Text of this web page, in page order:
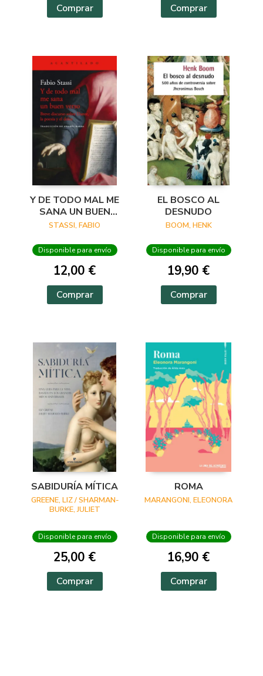
Comprar Comprar
Y DE TODO MAL ME
SANA UN BUEN
VERSO
STASSI, FABIO
Disponible para envío
12,00 €
Comprar
EL BOSCO AL
DESNUDO
BOOM, HENK
Disponible para envío
19,90 €
Comprar
SABIDURÍA MÍTICA
GREENE, LIZ / SHARMAN-
BURKE, JULIET
Disponible para envío
25,00 €
Comprar
ROMA
MARANGONI, ELEONORA
Disponible para envío
16,90 €
Comprar